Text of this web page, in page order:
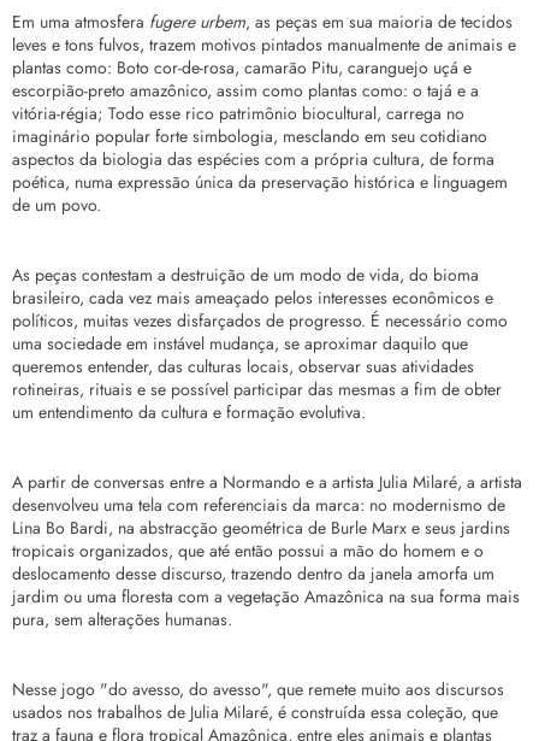
Em uma atmosfera fugere urbem, as peças em sua maioria de tecidos
leves e tons fulvos, trazem motivos pintados manualmente de animais e
plantas como: Boto cor-de-rosa, camarão Pitu, caranguejo uçá e
escorpião-preto amazônico, assim como plantas como: o tajá e a
vitória-régia; Todo esse rico patrimônio biocultural, carrega no
imaginário popular forte simbologia, mesclando em seu cotidiano
aspectos da biologia das espécies com a própria cultura, de forma
poética, numa expressão única da preservação histórica e linguagem
de um povo.
As peças contestam a destruição de um modo de vida, do bioma
brasileiro, cada vez mais ameaçado pelos interesses econômicos e
políticos, muitas vezes disfarçados de progresso. É necessário como
uma sociedade em instável mudança, se aproximar daquilo que
queremos entender, das culturas locais, observar suas atividades
rotineiras, rituais e se possível participar das mesmas a fim de obter
um entendimento da cultura e formação evolutiva.
A partir de conversas entre a Normando e a artista Julia Milaré, a artista
desenvolveu uma tela com referenciais da marca: no modernismo de
Lina Bo Bardi, na abstracção geométrica de Burle Marx e seus jardins
tropicais organizados, que até então possui a mão do homem e o
deslocamento desse discurso, trazendo dentro da janela amorfa um
jardim ou uma floresta com a vegetação Amazônica na sua forma mais
pura, sem alterações humanas.
Nesse jogo "do avesso, do avesso", que remete muito aos discursos
usados nos trabalhos de Julia Milaré, é construída essa coleção, que
traz a fauna e flora tropical Amazônica, entre eles animais e plantas